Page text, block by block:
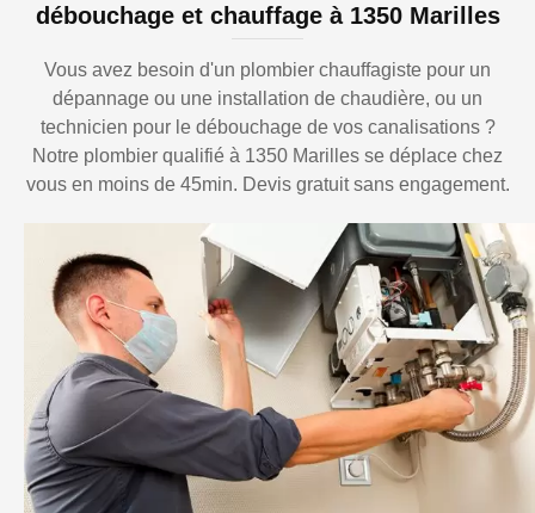
débouchage et chauffage à 1350 Marilles
Vous avez besoin d'un plombier chauffagiste pour un
dépannage ou une installation de chaudière, ou un
technicien pour le débouchage de vos canalisations ?
Notre plombier qualifié à 1350 Marilles se déplace chez
vous en moins de 45min. Devis gratuit sans engagement.